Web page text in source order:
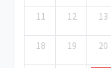
11 12 13
18 19 20